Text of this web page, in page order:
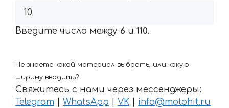
Введите число между 6 и 110.
Не знаете какой материал выбрать, или какую
ширину вводить?
Свяжитесь с нами через мессенджеры:
Telegram
WhatsApp VK info@motohit.ru